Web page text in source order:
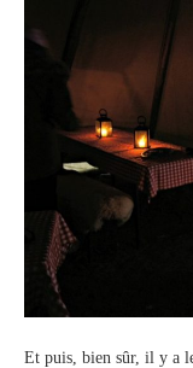
Et puis, bien sûr, il y a